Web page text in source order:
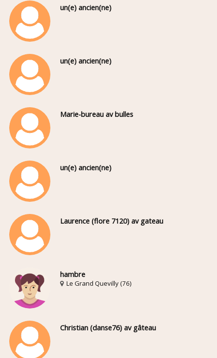
un(e) ancien(ne)
un(e) ancien(ne)
Marie-bureau av bulles
un(e) ancien(ne)
Laurence (flore 7120) av gateau
hambre
Le Grand Quevilly (76)
Christian (danse76) av gâteau